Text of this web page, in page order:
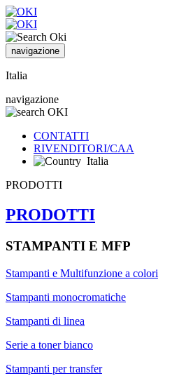
navigazione
Italia
navigazione
CONTATTI
RIVENDITORI/CAA
Italia
PRODOTTI
PRODOTTI
STAMPANTI E MFP
Stampanti e Multifunzione a colori
Stampanti monocromatiche
Stampanti di linea
Serie a toner bianco
Stampanti per transfer